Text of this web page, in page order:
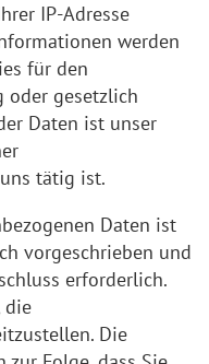
IP-Adresse
werden
für den
oder gesetzlich
Daten ist unser
tätig ist.
Daten ist
vorgeschrieben und
erforderlich.
die
Die